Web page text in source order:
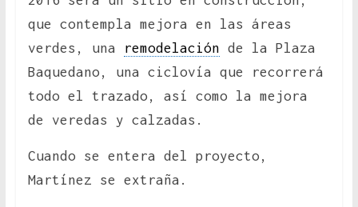
que contempla mejora en las áreas
verdes, una
remodelación de la Plaza
Baquedano, una ciclovía que recorrerá
todo el trazado, así como la mejora
de veredas y calzadas.
Cuando se entera del proyecto,
Martínez se extraña.